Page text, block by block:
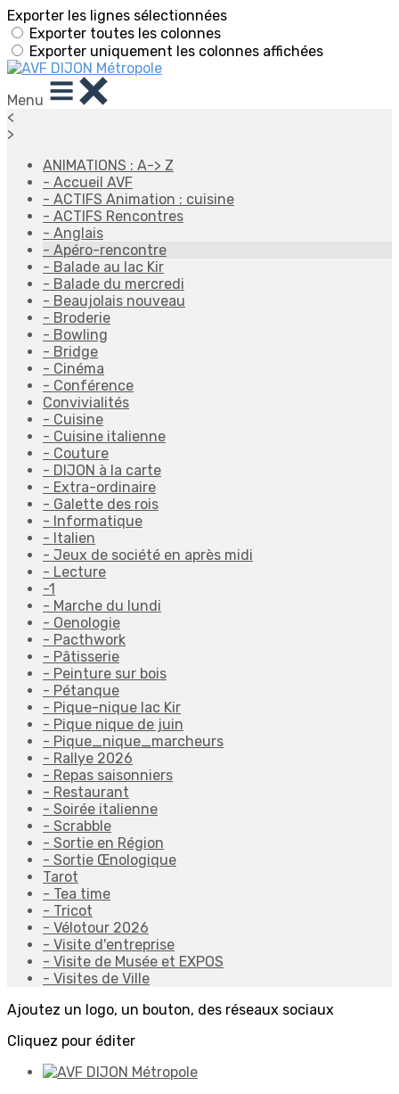
Exporter les lignes sélectionnées
Exporter toutes les colonnes
Exporter uniquement les colonnes affichées
Menu
<
>
ANIMATIONS : A-> Z
- Accueil AVF
- ACTIFS Animation : cuisine
- ACTIFS Rencontres
- Anglais
- Apéro-rencontre
- Balade au lac Kir
- Balade du mercredi
- Beaujolais nouveau
- Broderie
- Bowling
- Bridge
- Cinéma
- Conférence
Convivialités
- Cuisine
- Cuisine italienne
- Couture
- DIJON à la carte
- Extra-ordinaire
- Galette des rois
- Informatique
- Italien
- Jeux de société en après midi
- Lecture
-1
- Marche du lundi
- Oenologie
- Pacthwork
- Pâtisserie
- Peinture sur bois
- Pétanque
- Pique-nique lac Kir
- Pique nique de juin
- Pique_nique_marcheurs
- Rallye 2026
- Repas saisonniers
- Restaurant
- Soirée italienne
- Scrabble
- Sortie en Région
- Sortie Œnologique
Tarot
- Tea time
- Tricot
- Vélotour 2026
- Visite d'entreprise
- Visite de Musée et EXPOS
- Visites de Ville
Ajoutez un logo, un bouton, des réseaux sociaux
Cliquez pour éditer